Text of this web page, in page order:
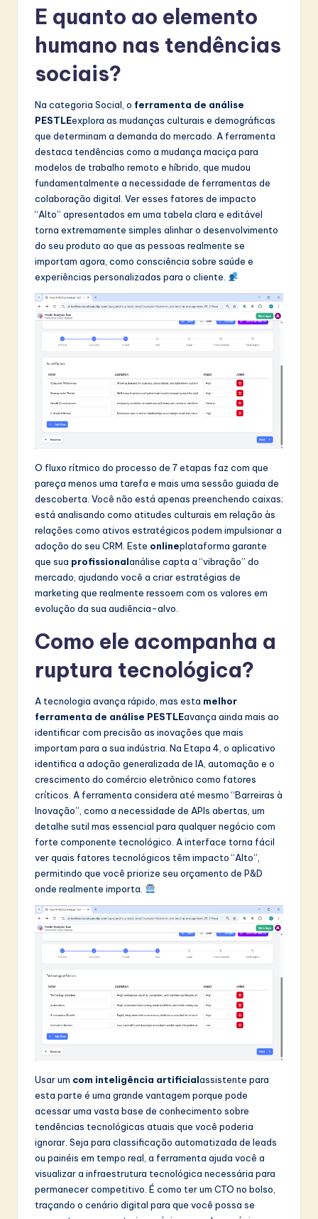
E quanto ao elemento
humano nas tendências
sociais?
Na categoria Social, o ferramenta de análise
PESTLEexplora as mudanças culturais e demográficas
que determinam a demanda do mercado. A ferramenta
destaca tendências como a mudança maciça para
modelos de trabalho remoto e híbrido, que mudou
fundamentalmente a necessidade de ferramentas de
colaboração digital. Ver esses fatores de impacto
“Alto” apresentados em uma tabela clara e editável
torna extremamente simples alinhar o desenvolvimento
do seu produto ao que as pessoas realmente se
importam agora, como consciência sobre saúde e
experiências personalizadas para o cliente.
O fluxo rítmico do processo de 7 etapas faz com que
pareça menos uma tarefa e mais uma sessão guiada de
descoberta. Você não está apenas preenchendo caixas;
está analisando como atitudes culturais em relação às
relações como ativos estratégicos podem impulsionar a
adoção do seu CRM. Este onlineplataforma garante
que sua profissionalanálise capta a “vibração” do
mercado, ajudando você a criar estratégias de
marketing que realmente ressoem com os valores em
evolução da sua audiência-alvo.
Como ele acompanha a
ruptura tecnológica?
A tecnologia avança rápido, mas esta melhor
ferramenta de análise PESTLEavança ainda mais ao
identificar com precisão as inovações que mais
importam para a sua indústria. Na Etapa 4, o aplicativo
identifica a adoção generalizada de IA, automação e o
crescimento do comércio eletrônico como fatores
críticos. A ferramenta considera até mesmo “Barreiras à
Inovação”, como a necessidade de APIs abertas, um
detalhe sutil mas essencial para qualquer negócio com
forte componente tecnológico. A interface torna fácil
ver quais fatores tecnológicos têm impacto “Alto”,
permitindo que você priorize seu orçamento de P&D
onde realmente importa.
Usar um com inteligência artificialassistente para
esta parte é uma grande vantagem porque pode
acessar uma vasta base de conhecimento sobre
tendências tecnológicas atuais que você poderia
ignorar. Seja para classificação automatizada de leads
ou painéis em tempo real, a ferramenta ajuda você a
visualizar a infraestrutura tecnológica necessária para
permanecer competitivo. É como ter um CTO no bolso,
traçando o cenário digital para que você possa se